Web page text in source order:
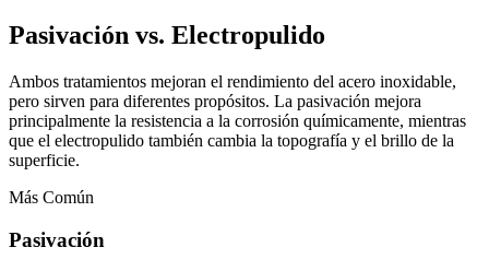
Pasivación vs. Electropulido
Ambos tratamientos mejoran el rendimiento del acero inoxidable,
pero sirven para diferentes propósitos. La pasivación mejora
principalmente la resistencia a la corrosión químicamente, mientras
que el electropulido también cambia la topografía y el brillo de la
superficie.
Más Común
Pasivación